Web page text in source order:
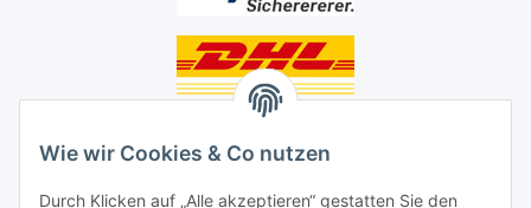
Wie wir Cookies & Co nutzen
Durch Klicken auf „Alle akzeptieren“ gestatten Sie den
Social Media